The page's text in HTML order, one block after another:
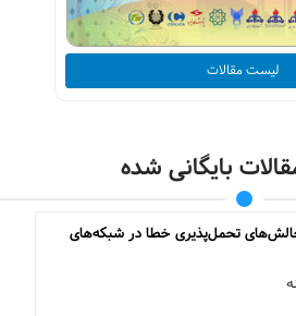
لیست مقالات
بایگانی شده
تحمل‌پذیری خطا در شبکه‌های